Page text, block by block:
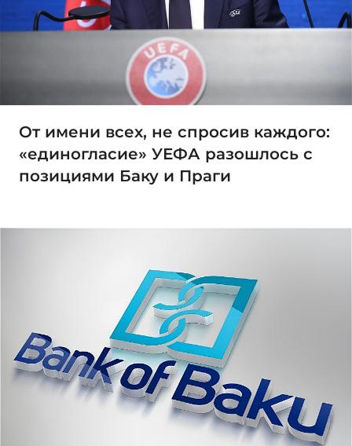
От имени всех, не спросив каждого:
«единогласие» УЕФА разошлось с
позициями Баку и Праги